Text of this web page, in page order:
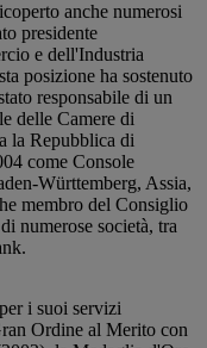
anche numerosi
presidente
e dell'Industria
posizione ha sostenuto
responsabile di un
delle Camere di
la Repubblica di
come Console
Württemberg, Assia,
membro del Consiglio
numerose società, tra
i suoi servizi
Ordine al Merito con